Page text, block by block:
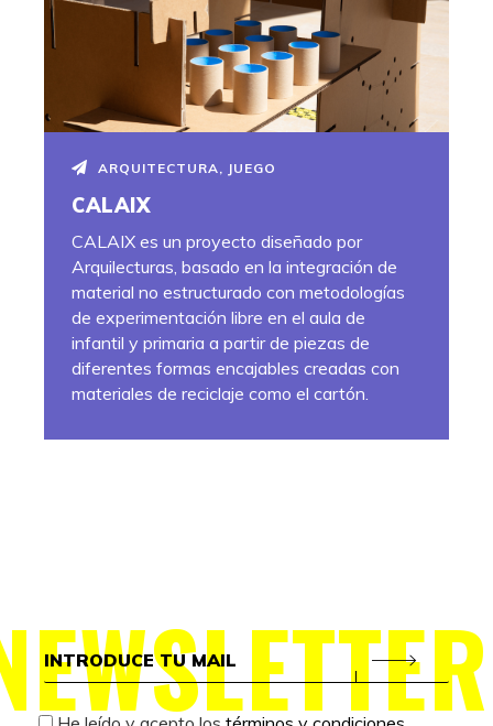
ARQUITECTURA JUEGO
CALAIX
CALAIX es un proyecto diseñado por
Arquilecturas, basado en la integración de
material no estructurado con metodologías
de experimentación libre en el aula de
infantil y primaria a partir de piezas de
diferentes formas encajables creadas con
materiales de reciclaje como el cartón.